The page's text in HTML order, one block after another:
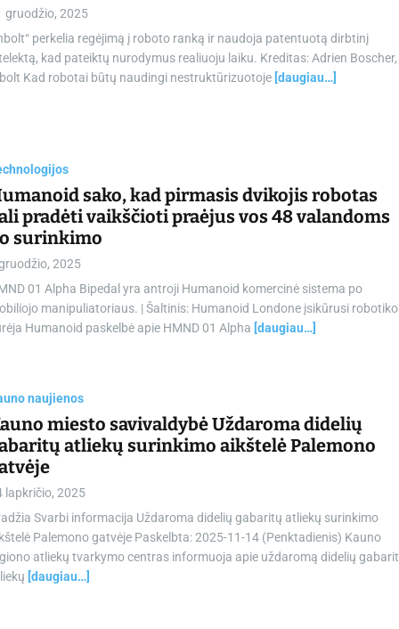
gruodžio, 2025
perkelia regėjimą į roboto ranką ir naudoja patentuotą dirbtinį
kad pateiktų nurodymus realiuoju laiku. Kreditas: Adrien Boscher,
Kad robotai būtų naudingi nestruktūrizuotoje [daugiau…]
sako, kad pirmasis dvikojis robotas
pradėti vaikščioti praėjus vos 48 valandoms
surinkimo
2025
01 Alpha Bipedal yra antroji Humanoid komercinė sistema po
manipuliatoriaus. | Šaltinis: Humanoid Londone įsikūrusi
Humanoid paskelbė apie HMND 01 Alpha [daugiau…]
naujienos
miesto savivaldybė Uždaroma didelių
atliekų surinkimo aikštelė Palemono
lapkričio, 2025
Svarbi informacija Uždaroma didelių gabaritų atliekų surinkimo
Palemono gatvėje Paskelbta: 2025-11-14 (Penktadienis) Kauno
atliekų tvarkymo centras informuoja apie uždaromą didelių
[daugiau…]